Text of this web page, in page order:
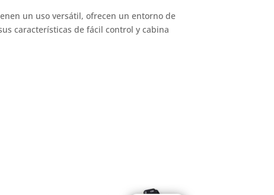
un uso versátil, ofrecen un entorno de
características de fácil control y cabina